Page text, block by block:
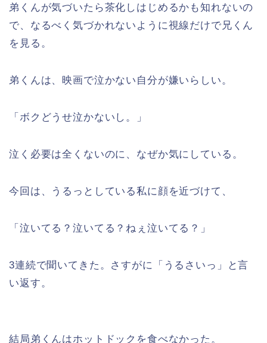
弟くんが気づいたら茶化しはじめるかも知れないの
で、なるべく気づかれないように視線だけで兄くん
を見る。
弟くんは、映画で泣かない自分が嫌いらしい。
「ボクどうせ泣かないし。」
泣く必要は全くないのに、なぜか気にしている。
今回は、うるっとしている私に顔を近づけて、
「泣いてる？泣いてる？ねぇ泣いてる？」
3連続で聞いてきた。さすがに「うるさいっ」と言
い返す。
結局弟くんはホットドックを食べなかった。